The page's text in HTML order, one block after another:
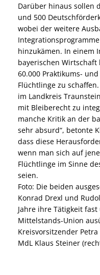
Darüber hinaus sollen
und 500
wobei der weitere
hinzukämen. In einem
bayerischen
60.000 Praktikums-
Flüchtlinge zu
im Landkreis
mit Bleiberecht zu
manche Kritik an der
sehr absurd“, betonte
dass diese
wenn man sich auf
Flüchtlinge im Sinne
seien.
Foto: Die beiden
Konrad Drexl und
Jahre ihre Tätigkeit
Mittelstands-Union
Kreisvorsitzender
MdL Klaus Steiner